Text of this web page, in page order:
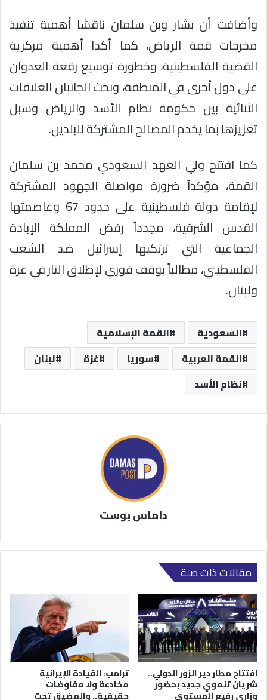
وأضافت أن بشار وبن سلمان ناقشا أهمية تنفيذ
مخرجات قمة الرياض، كما أكدا أهمية مركزية
القضية الفلسطينية، وخطورة توسيع رقعة العدوان
على دول أخرى في المنطقة، وبحث الجانبان العلاقات
الثنائية بين حكومة نظام الأسد والرياض وسبل
تعزيزها بما يخدم المصالح المشتركة للبلدين.
كما افتتح ولي العهد السعودي محمد بن سلمان
القمة، مؤكداً ضرورة مواصلة الجهود المشتركة
لإقامة دولة فلسطينية على حدود 67 وعاصمتها
القدس الشرقية، مجدداً رفض المملكة الإبادة
الجماعية التي ترتكبها إسرائيل ضد الشعب
الفلسطيني، مطالباً بوقف فوري لإطلاق النار في غزة
ولبنان.
السعودية
القمة الإسلامية
القمة العربية
سوريا غزة
لبنان
نظام الأسد
داماس بوست
مقالات ذات صلة
افتتاح مطار دير الزور الدولي..
شريان تنموي جديد بحضور
وزاري رفيع المستوى
ترامب: القيادة الإيرانية
مخادعة ولا مفاوضات
حقيقية.. والمضيق تحت